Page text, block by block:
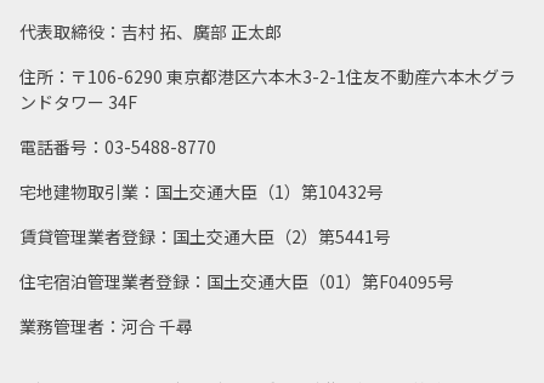
代表取締役：吉村 拓、廣部 正太郎
住所：〒106-6290 東京都港区六本木3-2-1住友不動産六本木グラ
ンドタワー 34F
電話番号：03-5488-8770
宅地建物取引業：国土交通大臣（1）第10432号
賃貸管理業者登録：国土交通大臣（2）第5441号
住宅宿泊管理業者登録：国土交通大臣（01）第F04095号
業務管理者：河合 千尋